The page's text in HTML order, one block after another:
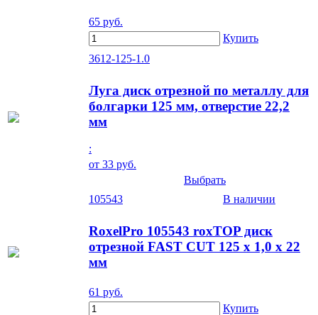
65 руб.
Купить
3612-125-1.0
Луга диск отрезной по металлу для
болгарки 125 мм, отверстие 22,2
мм
:
от 33 руб.
Выбрать
105543
В наличии
RoxelPro 105543 roxTOP диск
отрезной FAST CUT 125 x 1,0 x 22
мм
61 руб.
Купить